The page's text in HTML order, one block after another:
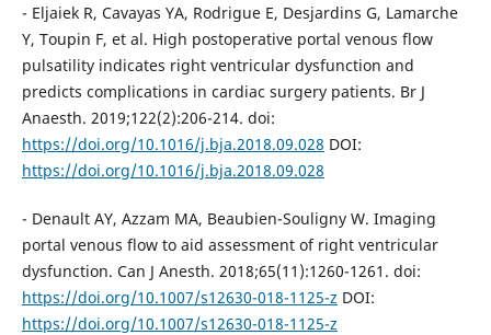
- Eljaiek R, Cavayas YA, Rodrigue E, Desjardins G, Lamarche
Y, Toupin F, et al. High postoperative portal venous flow
pulsatility indicates right ventricular dysfunction and
predicts complications in cardiac surgery patients. Br J
Anaesth. 2019;122(2):206-214. doi:
https://doi.org/10.1016/j.bja.2018.09.028 DOI:
https://doi.org/10.1016/j.bja.2018.09.028
- Denault AY, Azzam MA, Beaubien-Souligny W. Imaging
portal venous flow to aid assessment of right ventricular
dysfunction. Can J Anesth. 2018;65(11):1260-1261. doi:
https://doi.org/10.1007/s12630-018-1125-z DOI:
https://doi.org/10.1007/s12630-018-1125-z